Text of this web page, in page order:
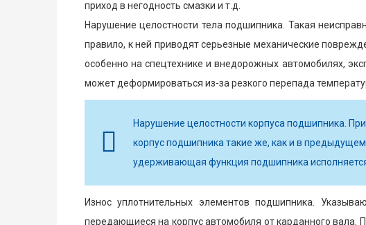
приход в негодность смазки и т.д.
Нарушение целостности тела подшипника. Такая
правило, к ней приводят серьезные механические
особенно на спецтехнике и внедорожных автомобилях,
может деформироваться из-за резкого перепада
Нарушение целостности корпуса подшипника.
корпус подшипника такие же, как и в
удерживающая функция подшипника
Износ уплотнительных элементов подшипника.
передающиеся на корпус автомобиля от карданного вала.